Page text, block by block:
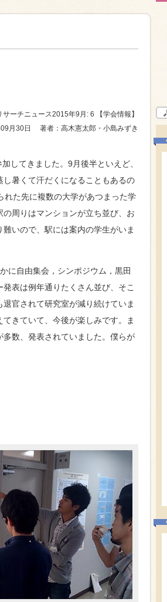
サーチニュース2015年9月: 6
【学会情報】
月30日
著者：高木憲太郎・小島みずき
してきました。9月後半といえど、
暑くて汗だくになることもあるの
れた先に複数の大学があつまった学
周りはマンションが立ち並び、お
いので、駅には案内の学生がいま
に自由集会，シンポジウム，黒田
表は例年通りたくさん並び、そこ
官されて研究室が減り続けていま
きていて、今後が楽しみです。ま
数、発表されていました。僕らが